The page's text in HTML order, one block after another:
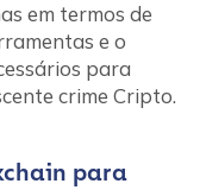
em termos de
e o
para
crime Cripto.
para